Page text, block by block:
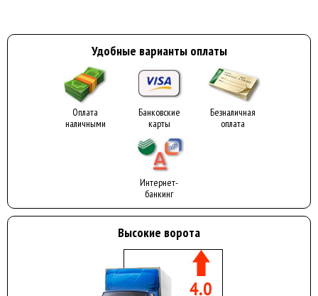
Удобные варианты оплаты
Оплата
наличными
Банковские
карты
Безналичная
оплата
Интернет-
банкинг
Высокие ворота